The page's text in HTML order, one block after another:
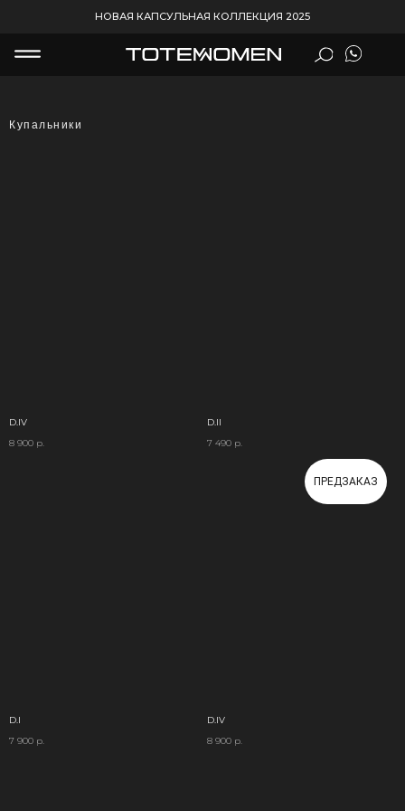
НОВАЯ КАПСУЛЬНАЯ КОЛЛЕКЦИЯ 2025
Купальники
D.IV
8 900 р.
D.II
7 490 р.
D.I
7 900 р.
ПРЕДЗАКАЗ
D.IV
8 900 р.